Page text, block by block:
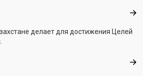
Об
делает для достижения Целей